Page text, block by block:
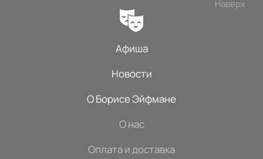
Наверх
Афиша
Новости
О Борисе Эйфмане
О нас
Оплата и доставка